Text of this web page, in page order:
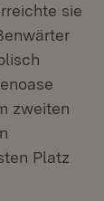
sie
zweiten
Platz